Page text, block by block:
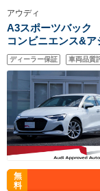
アウディ
A3スポーツバッ
コンビニエンス&
ョンパッケージ
ッドライト スタン
ディーラー保証 車両品質
無
料